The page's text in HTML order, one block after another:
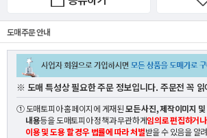
도매 주문 안내
※ 도매 특성상 필요한 주문 정보입니다. 주문전 꼭
① 도매토피아 홈페이지에 게재된모든 사진, 제작이미지
내용등을 도매토피아 정책과 무관하게임의로 편집하거
이용 및 도용 할 경우 법률에 따라 처벌받을 수 있음을 알